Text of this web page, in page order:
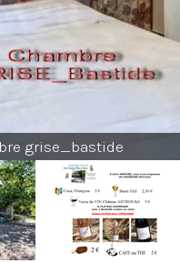
grise_bastide